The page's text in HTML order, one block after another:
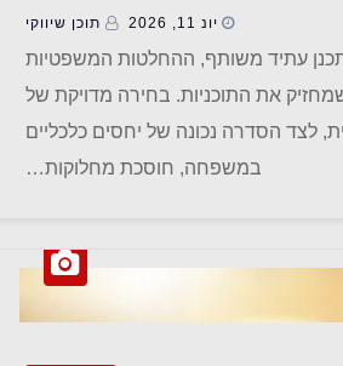
יונ 11, 2026 תוכן שיווקי
עתיד משותף, ההחלטות המשפטיות
את התוכניות. בחירה מדויקת של
לצד הסדרה נכונה של יחסים כלכליים
במשפחה, חוסכת מחלוקות…